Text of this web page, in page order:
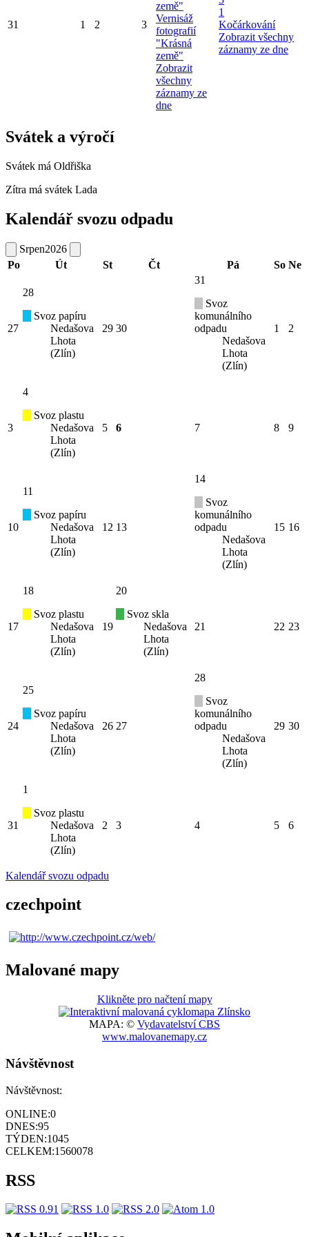
31 1 2 3
země"
Vernisáž
fotografií
"Krásná
země"
Zobrazit
všechny
záznamy ze
dne
1
Kočárkování
Zobrazit všechny
záznamy ze dne
Svátek a výročí
Svátek má Oldřiška
Zítra má svátek Lada
Kalendář svozu odpadu
Srpen2026
Po
Út St Čt Pá So Ne
27
28
Svoz papíru
Nedašova
Lhota
(Zlín)
29 30
31
Svoz
komunálního
odpadu
Nedašova
Lhota
(Zlín)
1 2
3
4
Svoz plastu
Nedašova
Lhota
(Zlín)
5 6 7 8 9
10
11
Svoz papíru
Nedašova
Lhota
(Zlín)
12 13
14
Svoz
komunálního
odpadu
Nedašova
Lhota
(Zlín)
15 16
17
18
Svoz plastu
Nedašova
Lhota
(Zlín)
19
20
Svoz skla
Nedašova
Lhota
(Zlín)
21 22 23
24
25
Svoz papíru
Nedašova
Lhota
(Zlín)
26 27
28
Svoz
komunálního
odpadu
Nedašova
Lhota
(Zlín)
29 30
31
1
Svoz plastu
Nedašova
Lhota
(Zlín)
2 3 4 5 6
Kalendář svozu odpadu
czechpoint
Malované mapy
Klikněte pro načtení mapy
MAPA: © Vydavatelství CBS
www.malovanemapy.cz
Návštěvnost
Návštěvnost:
ONLINE:0
DNES:95
TÝDEN:1045
CELKEM:1560078
RSS